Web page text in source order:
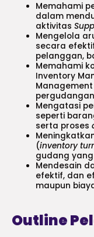
Memahami
dalam
aktivitas
Mengelola
secara
pelanggan,
Memahami
Inventory
Mengatasi
seperti
serta proses
(inventory
gudang
Mendesain
efektif, dan
maupun
Outline